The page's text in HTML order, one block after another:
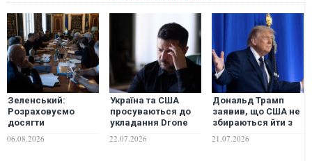
Зеленський:
Розраховуємо
досягти
власній балістичній
06.08.2026
Україна та США
просуваються до
укладання Drone
перші документи
22.07.2026
Дональд Трамп
заявив, що США не
збираються йти з
удари
21.07.2026